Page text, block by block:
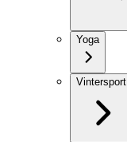
Yoga
Vintersport